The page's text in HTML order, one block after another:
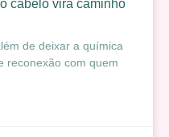
cabelo vira caminho
de deixar a química
reconexão com quem